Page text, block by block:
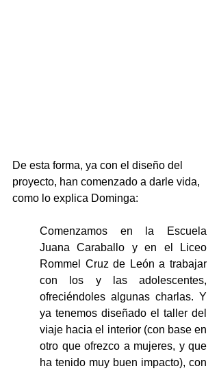
De esta forma, ya con el diseño del
proyecto, han comenzado a darle vida,
como lo explica Dominga:
Comenzamos en la Escuela
Juana Caraballo y en el Liceo
Rommel Cruz de León a trabajar
con los y las adolescentes,
ofreciéndoles algunas charlas. Y
ya tenemos diseñado el taller del
viaje hacia el interior (con base en
otro que ofrezco a mujeres, y que
ha tenido muy buen impacto), con